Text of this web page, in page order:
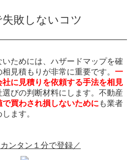
敗しないコツ
ためには、ハザードマップを確
見積もりが非常に重要です。 一
に見積りを依頼する手法を相見
選びの判断材料にします。不動産
で買わされ損しないために も業者
ます。
ンタン１分で登録／